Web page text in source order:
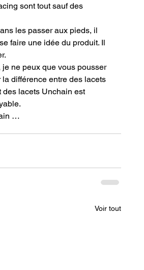
sont tout sauf des
les passer aux pieds, il
faire une idée du produit. Il
je ne peux que vous pousser
la différence entre des lacets
des lacets Unchain est
…
Voir tout